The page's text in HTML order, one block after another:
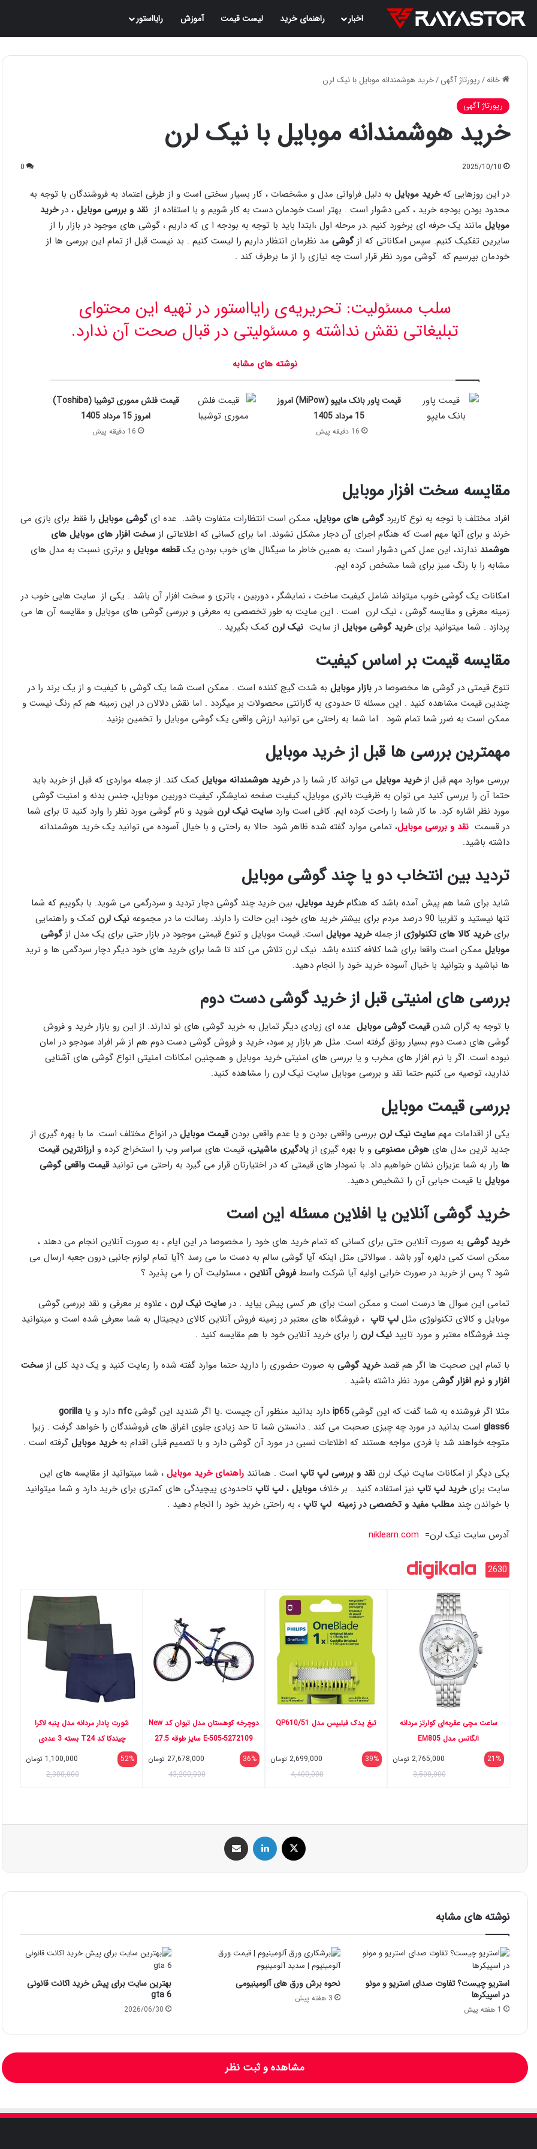
اخبار راهنمای خرید لیست قیمت آموزش رایااستور
خانه/رپورتاژ آگهی/خرید هوشمندانه موبایل با نیک لرن
رپورتاژ آگهی
خرید هوشمندانه موبایل با نیک لرن
2025/10/10
0
در این روزهایی کهخرید موبایل به دلیل فراوانی مدل و مشخصات ، کار بسیار سختی است و از طرفی اعتماد به فروشندگان با توجه به
محدود بودن بودجه خرید ، کمی دشوار است . بهتر است خودمان دست به کار شویم و با استفاده از نقد و بررسی موبایل ، درخرید
موبایل مانند یک حرفه ای برخورد کنیم .در مرحله اول ،ابتدا باید با توجه به بودجه ا ی که داریم ، گوشی های موجود در بازار را از
سایرین تفکیک کنیم. سپس امکاناتی که ازگوشی مد نظرمان انتظار داریم را لیست کنیم . بد نیست قبل از تمام این بررسی ها از
خودمان بپرسیم که گوشی مورد نظر قرار است چه نیازی را از ما برطرف کند .
سلب‌ مسئولیت: تحریریه‌ی رایااستور در تهیه‌ این محتوای
تبلیغاتی نقش نداشته و مسئولیتی در قبال صحت آن ندارد.
نوشته های مشابه
قیمت پاور بانک مایپو (MiPow) امروز
15 مرداد 1405
16 دقیقه پیش
قیمت فلش مموری توشیبا (Toshiba)
امروز 15 مرداد 1405
16 دقیقه پیش
مقایسه سخت افزار موبایل
افراد مختلف با توجه به نوع کاربردگوشی های موبایل، ممکن است انتظارات متفاوت باشد. عده ایگوشی موبایل را فقط برای بازی می
خرند و برای آنها مهم است که هنگام اجرای آن دجار مشکل نشوند. اما برای کسانی که اطلاعاتی از سخت افزار های موبایل های
هوشمند ندارند، این عمل کمی دشوار است. به همین خاطر ما سیگنال های خوب بودن یکقطعه موبایل و برتری نسبت به مدل های
مشابه را با رنگ سبز برای شما مشخص کرده ایم.
امکانات یک گوشی خوب میتواند شامل کیفیت ساخت ، نمایشگر ، دوربین ، باتری و سخت افزار آن باشد . یکی از سایت هایی خوب در
زمینه معرفی و مقایسه گوشی ، نیک لرن است . این سایت به طور تخصصی به معرفی و بررسی گوشی های موبایل و مقایسه آن ها می
پردازد . شما میتوانید برایخرید گوشی موبایل از سایت نیک لرن کمک بگیرید .
مقایسه قیمت بر اساس کیفیت
تنوع قیمتی در گوشی ها مخصوصا در بازار موبایل به شدت گیج کننده است . ممکن است شما یک گوشی با کیفیت و از یک برند را در
چندین قیمت مشاهده کنید . این مسئله تا حدودی به گارانتی محصولات بر میگردد . اما نقش دلالان در این زمینه هم کم رنگ نیست و
ممکن است به ضرر شما تمام شود . اما شما به راحتی می توانید ارزش واقعی یک گوشی موبایل را تخمین بزنید .
مهمترین بررسی ها قبل از خرید موبایل
بررسی موارد مهم قبل ازخرید موبایل می تواند کار شما را درخرید هوشمندانه موبایل کمک کند. از جمله مواردی که قبل از خرید باید
حتما آن را بررسی کنید می توان به ظرفیت باتری موبایل، کیفیت صفحه نمایشگر، کیفیت دوربین موبایل، جنس بدنه و امنیت گوشی
مورد نظر اشاره کرد. ما کار شما را راحت کرده ایم. کافی است وارد سایت نیک لرن شوید و نام گوشی مورد نظر را وارد کنید تا برای شما
در قسمت نقد و بررسی موبایل، تمامی موارد گفته شده ظاهر شود. حالا به راحتی و با خیال آسوده می توانید یک خرید هوشمندانه
داشته باشید.
تردید بین انتخاب دو یا چند گوشی موبایل
شاید برای شما هم پیش آمده باشد که هنگامخرید موبایل، بین خرید چند گوشی دچار تردید و سردرگمی می شوید. با بگوییم که شما
تنها نیستید و تقریبا 90 درصد مردم برای بیشتر خرید های خود، این حالت را دارند. رسالت ما در مجموعه
نیک لرن کمک و راهنمایی
برایخرید کالا های تکنولوژی از جملهخرید موبایل است. قیمت موبایل و تنوع قیمتی موجود در بازار حتی برای یک مدل ازگوشی
موبایل ممکن است واقعا برای شما کلافه کننده باشد. نیک لرن تلاش می کند تا شما برای خرید های خود دیگر دچار سردگمی ها و ترید
ها نباشید و بتوانید با خیال آسوده خرید خود را انجام دهید.
بررسی های امنیتی قبل از خرید گوشی دست دوم
با توجه به گران شدنقیمت گوشی موبایل عده ای زیادی دیگر تمایل به خرید گوشی های نو ندارند. از این رو بازار خرید و فروش
گوشی های دست دوم بسیار رونق گرفته است. مثل هر بازار پر سود، خرید و فروش گوشی دست دوم هم از شر افراد سودجو در امان
نبوده است. اگر با نرم افزار های مخرب و یا بررسی های امنیتی خرید موبایل و همچنین امکانات امنیتی انواع گوشی های آشنایی
ندارید، توصیه می کنیم حتما نقد و بررسی موبایل سایت نیک لرن را مشاهده کنید.
بررسی قیمت موبایل
یکی از اقدامات مهم سایت نیک لرن بررسی واقعی بودن و یا عدم واقعی بودنقیمت موبایل در انواع مختلف است. ما با بهره گیری از
جدید ترین مدل های هوش مصنوعی و با بهره گیری از یادگیری ماشینی، قیمت های سراسر وب را استخراج کرده و ارزانترین قیمت
ها رار به شما عزیزان نشان خواهیم داد. با نمودار های قیمتی که در اختیارتان قرار می گیرد به راحتی می توانیدقیمت واقعی گوشی
موبایل یا قیمت حبابی آن را تشخیص دهید.
خرید گوشی آنلاین یا افلاین مسئله این است
خرید گوشی به صورت آنلاین حتی برای کسانی که تمام خرید های خود را مخصوصا در این ایام ، به صورت آنلاین انجام می دهند ،
ممکن است کمی دلهره آور باشد . سوالاتی مثل اینکه آیا گوشی سالم به دست ما می رسد ؟آیا تمام لوازم جانبی درون جعبه ارسال می
شود ؟ پس از خرید در صورت خرابی اولیه آیا شرکت واسطفروش آنلاین ، مسئولیت آن را می پذیرد ؟
تمامی این سوال ها درست است و ممکن است برای هر کسی پیش بیاید . در سایت نیک لرن ، علاوه بر معرفی و نقد بررسی گوشی
موبایل و کالای تکنولوژی مثل لپ تاپ ، فروشگاه های معتبر در زمینه فروش آنلاین کالای دیجیتال به شما معرفی شده است و میتوانید
چند فروشگاه معتبر و مورد تایید نیک لرن را برای خرید آنلاین خود با هم مقایسه کنید .
با تمام این صحبت ها اگر هم قصدخرید گوشی به صورت حضوری را دارید حتما موارد گفته شده را رعایت کنید و یک دید کلی از سخت
افزار و نرم افزار گوشی مورد نظر داشته باشید .
مثلا اگر فروشنده به شما گفت که این گوشیip65 دارد بدانید منظور آن چیست .یا اگر شندید این گوشی nfc دارد و یا gorilla
glass6 است بدانید در مورد چه چیزی صحبت می کند . دانستن شما تا حد زیادی جلوی اغراق های فروشندگان را خواهد گرفت . زیرا
متوجه خواهند شد با فردی مواجه هستند که اطلاعات نسبی در مورد آن گوشی دارد و با تصمیم قبلی اقدام بهخرید موبایل گرفته است .
یکی دیگر از امکانات سایت نیک لرن نقد و بررسی لپ تاپ است . همانند راهنمای خرید موبایل ، شما میتوانید از مقایسه های این
سایت برایخرید لپ تاپ نیز استفاده کنید . بر خلاف موبایل ، لپ تاپ تاحدودی پیچیدگی های کمتری برای خرید دارد و شما میتوانید
با خواندن چند مطلب مفید و تخصصی در زمینه لپ تاپ ، به راحتی خرید خود را انجام دهید .
آدرس سایت نیک لرن=
2630
ساعت مچی عقربه‌ای کوارتز مردانه
الگانس مدل EM805
21%
2,765,000 تومان
3,500,000
تیغ یدک فیلیپس مدل QP610/51
39%
2,699,000 تومان
4,400,000
دوچرخه کوهستان مدل تیوان کد New
E-505-5272109 سایز طوقه 27.5
اینچ
36%
27,678,000 تومان
43,200,000
شورت پادار مردانه مدل پنبه لاکرا
چیندکا کد T24 بسته 3 عددی
52%
1,100,000 تومان
2,300,000
ایکس لینکداین
نوشته های مشابه
استریو چیست؟ تفاوت صدای استریو و مونو
در اسپیکرها
1 هفته پیش
نحوه برش ورق های آلومینیومی
3 هفته پیش
بهترین سایت برای پیش خرید اکانت قانونی
gta 6
2026/06/30
مشاهده و ثبت نظر